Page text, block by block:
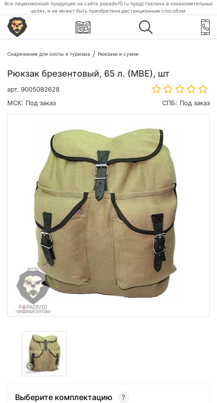
Вся лицензионная продукция на сайте popadiv10.ru представлена в ознакомительных
целях, и не может быть приобретена дистанционным способом.
Снаряжение для охоты и туризма Рюкзаки и сумки
Рюкзак брезентовый, 65 л. (МВЕ), шт
арт. 9005082628
МСК: Под заказ СПБ: Под заказ
Выберите комплектацию